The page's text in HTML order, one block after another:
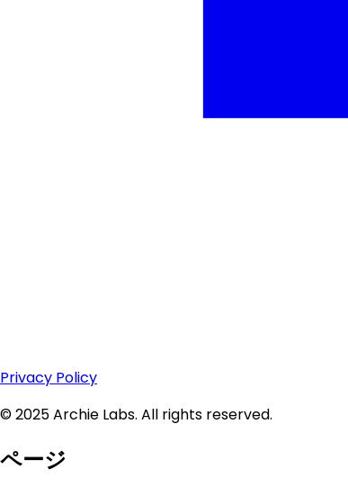
Privacy Policy
© 2025 Archie Labs. All rights reserved.
ページ